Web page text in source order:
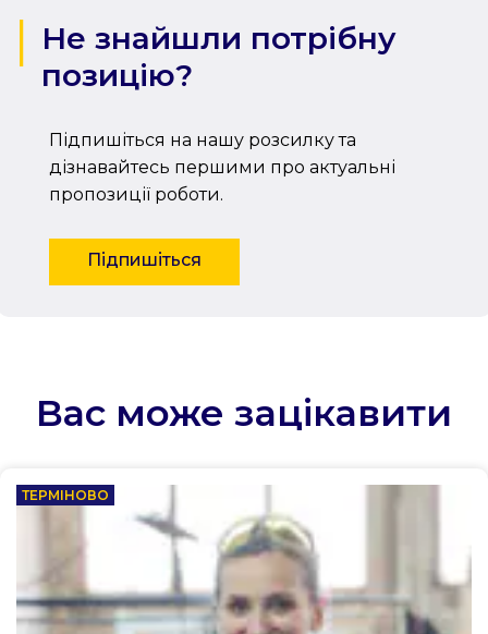
Не знайшли потрібну
позицію?
Підпишіться на нашу розсилку та
дізнавайтесь першими про актуальні
пропозиції роботи.
Підпишіться
Вас може зацікавити
ТЕРМІНОВО